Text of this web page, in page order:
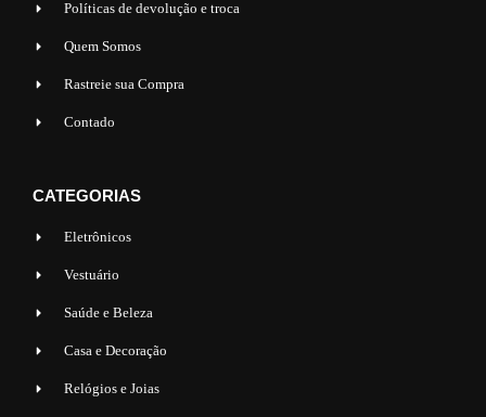
Políticas de devolução e troca
Quem Somos
Rastreie sua Compra
Contado
CATEGORIAS
Eletrônicos
Vestuário
Saúde e Beleza
Casa e Decoração
Relógios e Joias